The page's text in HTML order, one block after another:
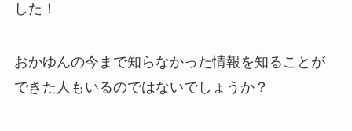
した！
おかゆんの今まで知らなかった情報を知ることが
できた人もいるのではないでしょうか？